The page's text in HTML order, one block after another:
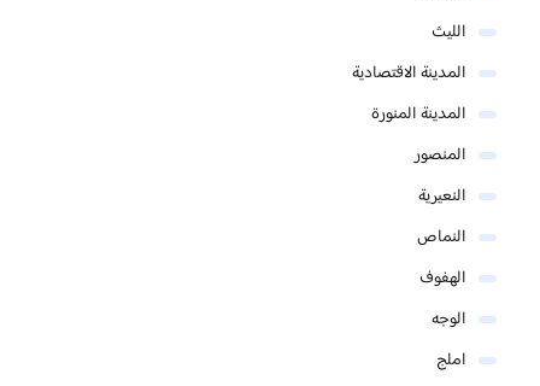
الليث
المدينة الاقتصادية
المدينة المنورة
المنصور
النعيرية
النماص
الهفوف
الوجه
املج